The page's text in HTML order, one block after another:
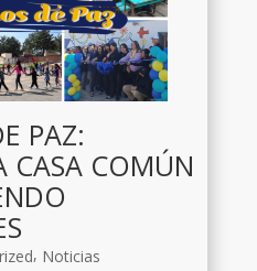
PAZ:
CASA COMÚN
, Noticias